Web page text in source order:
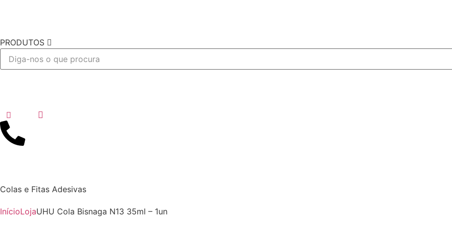
PRODUTOS
Colas e Fitas Adesivas
InícioLojaUHU Cola Bisnaga N13 35ml – 1un